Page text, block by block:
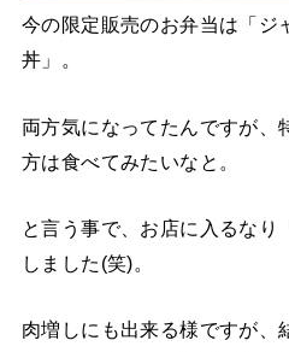
今の限定販売のお弁当は「ジ
丼」。
両方気になってたんですが、
方は食べてみたいなと。
と言う事で、お店に入るなり
しました(笑)。
肉増しにも出来る様ですが、